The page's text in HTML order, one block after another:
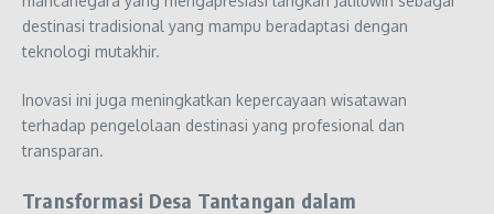
destinasi tradisional yang mampu beradaptasi dengan
teknologi mutakhir.
Inovasi ini juga meningkatkan kepercayaan wisatawan
terhadap pengelolaan destinasi yang profesional dan
transparan.
Transformasi Desa Tantangan dalam